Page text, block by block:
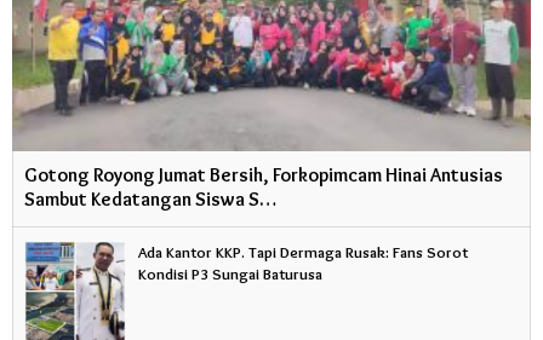
Gotong Royong Jumat Bersih, Forkopimcam Hinai Antusias
Sambut Kedatangan Siswa S…
Ada Kantor KKP. Tapi Dermaga Rusak: Fans Sorot
Kondisi P3 Sungai Baturusa